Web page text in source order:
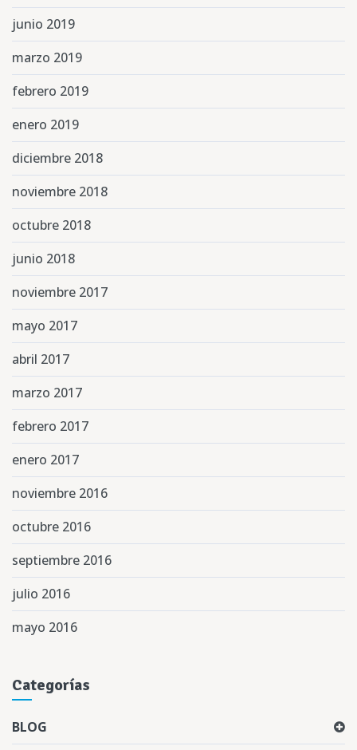
junio 2019
marzo 2019
febrero 2019
enero 2019
diciembre 2018
noviembre 2018
octubre 2018
junio 2018
noviembre 2017
mayo 2017
abril 2017
marzo 2017
febrero 2017
enero 2017
noviembre 2016
octubre 2016
septiembre 2016
julio 2016
mayo 2016
Categorías
BLOG